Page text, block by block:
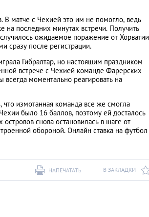
В матче с Чехией это им не помогло, ведь
последних минутах встречи. Получить
ожидаемое поражение от Хорватии
сразу после регистрации.
Гибралтар, но настоящим праздником
встрече с Чехией команде Фарерских
всегда моментально реагировать на
что измотанная команда все же смогла
было 16 баллов, поэтому ей досталось
снова остановилась в шаге от
обороной. Онлайн ставка на футбол
В ЗАКЛАДКИ
НАПЕЧАТАТЬ